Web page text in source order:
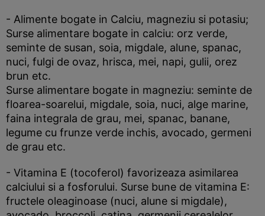
- Alimente bogate in Calciu, magneziu si potasiu;
Surse alimentare bogate in calciu: orz verde,
seminte de susan, soia, migdale, alune, spanac,
nuci, fulgi de ovaz, hrisca, mei, napi, gulii, orez
brun etc.
Surse alimentare bogate in magneziu: seminte de
floarea-soarelui, migdale, soia, nuci, alge marine,
faina integrala de grau, mei, spanac, banane,
legume cu frunze verde inchis, avocado, germeni
de grau etc.
- Vitamina E (tocoferol) favorizeaza asimilarea
calciului si a fosforului. Surse bune de vitamina E:
fructele oleaginoase (nuci, alune si migdale),